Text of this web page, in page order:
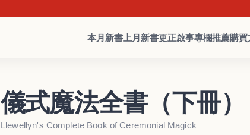
本月新書 上月新書更正啟事專欄推薦購
儀式魔法全書（下冊
Llewellyn's Complete Book of Ceremonial Magick